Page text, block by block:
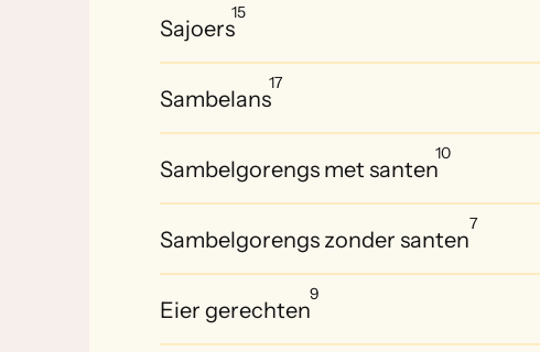
Sajoers
15
Sambelans
17
Sambelgorengs met santen
10
Sambelgorengs zonder santen
7
Eier gerechten
9